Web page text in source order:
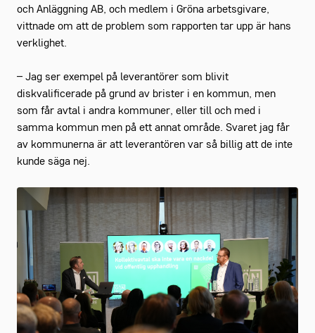
och Anläggning AB, och medlem i Gröna arbetsgivare,
vittnade om att de problem som rapporten tar upp är hans
verklighet.
– Jag ser exempel på leverantörer som blivit
diskvalificerade på grund av brister i en kommun, men
som får avtal i andra kommuner, eller till och med i
samma kommun men på ett annat område. Svaret jag får
av kommunerna är att leverantören var så billig att de inte
kunde säga nej.